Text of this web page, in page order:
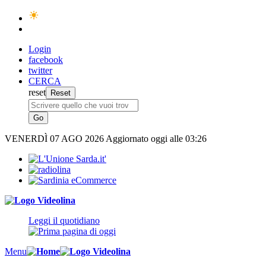
Login
facebook
twitter
CERCA
reset
VENERDÌ 07 AGO 2026 Aggiornato oggi alle 03:26
Leggi il quotidiano
Menu